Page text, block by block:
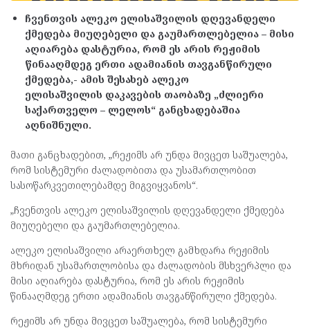
ჩვენთვის ალეკო ელისაშვილის დღევანდელი
ქმედება მიუღებელი და გაუმართლებელია – მისი
აღიარება დასტურია, რომ ეს არის რეჟიმის
წინააღმდეგ ერთი ადამიანის თავგანწირული
ქმედება,- ამის შესახებ ალეკო
ელისაშვილის დაკავების თაობაზე „ძლიერი
საქართველო – ლელოს“ განცხადებაშია
აღნიშნული.
მათი განცხადებით, „რეჟიმს არ უნდა მივცეთ საშუალება,
რომ სისტემური ძალადობითა და უსამართლობით
სასოწარკვეთილებამდე მიგვიყვანოს“.
„ჩვენთვის ალეკო ელისაშვილის დღევანდელი ქმედება
მიუღებელი და გაუმართლებელია.
ალეკო ელისაშვილი არაერთხელ გამხდარა რეჟიმის
მხრიდან უსამართლობისა და ძალადობის მსხვერპლი და
მისი აღიარება დასტურია, რომ ეს არის რეჟიმის
წინააღმდეგ ერთი ადამიანის თავგანწირული ქმედება.
რეჟიმს არ უნდა მივცეთ საშუალება, რომ სისტემური